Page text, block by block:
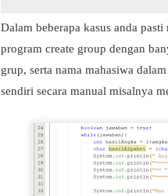
Dalam beberapa kasus anda
program create group dengan
grup, serta nama mahasiwa
sendiri secara manual misalnya